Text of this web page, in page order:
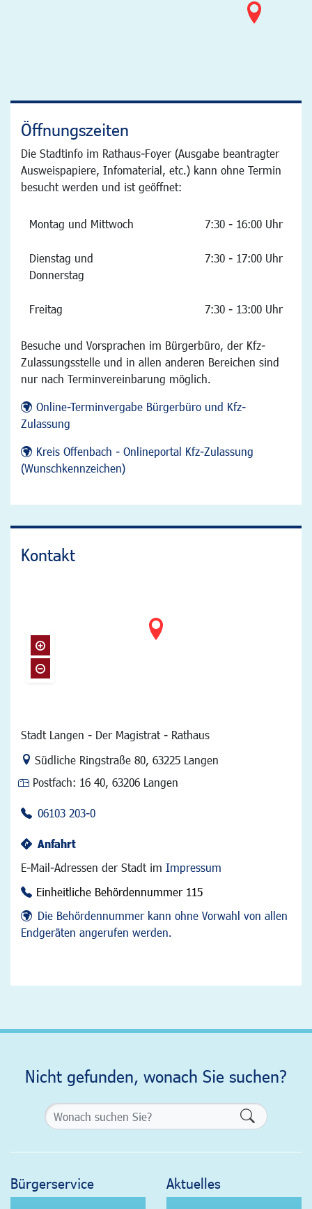
Öffnungszeiten
Die Stadtinfo im Rathaus-Foyer (Ausgabe beantragter
Ausweispapiere, Infomaterial, etc.) kann ohne Termin
besucht werden und ist geöffnet:
Montag und Mittwoch 7:30 - 16:00 Uhr
Dienstag und
Donnerstag
7:30 - 17:00 Uhr
Freitag 7:30 - 13:00 Uhr
Besuche und Vorsprachen im Bürgerbüro, der Kfz-
Zulassungsstelle und in allen anderen Bereichen sind
nur nach Terminvereinbarung möglich.
Online-Terminvergabe Bürgerbüro und Kfz-
Zulassung
Kreis Offenbach - Onlineportal Kfz-Zulassung
(Wunschkennzeichen)
Kontakt
Stadt Langen - Der Magistrat - Rathaus
Link zur Google-Maps Navigation
Südliche Ringstraße 80, 63225 Langen
Postfach: 16 40, 63206 Langen
06103 203-0
Anfahrt
E-Mail-Adressen der Stadt im Impressum
Einheitliche Behördennummer 115
Die Behördennummer kann ohne Vorwahl von allen
Endgeräten angerufen werden.
Nicht gefunden, wonach Sie suchen?
Bürgerservice Aktuelles